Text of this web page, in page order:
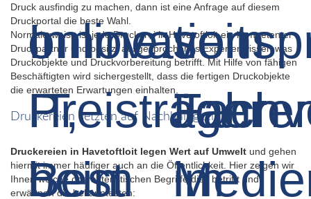
Druck ausfindig zu machen, dann ist eine Anfrage auf diesem
Druckportal die beste Wahl.
Normalerweise ist jede Druckerei in Havetoftloit ein kompetenter
Druckpartner und besitzt ausgesprochenes Expertenwissen was
Druckobjekte und Druckvorbereitung betrifft. Mit Hilfe von fähigen
Beschäftigten wird sichergestellt, dass die fertigen Druckobjekte
die erwarteten Erwartungen einhalten.
Druckereien setzten auf Nachhaltigkeit
Druckereien in Havetoftloit legen Wert auf Umwelt und gehen
hiermit immer häufiger auch an die Öffentlichkeit. Hier zeigen wir
Ihnen welche charakteristischen Begriffe dies betrifft und
erwähnen die bekanntesten: